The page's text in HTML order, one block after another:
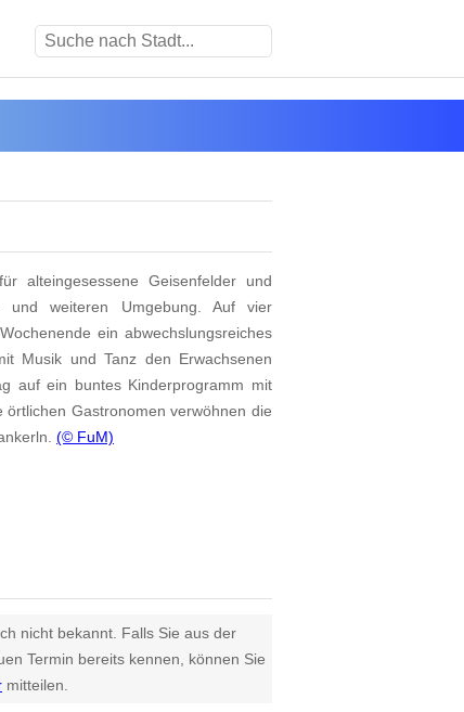
alteingesessene Geisenfelder und
weiteren Umgebung. Auf vier
ein abwechslungsreiches
Musik und Tanz den Erwachsenen
auf ein buntes Kinderprogramm mit
örtlichen Gastronomen verwöhnen die
(© FuM)
nicht bekannt. Falls Sie aus der
Termin bereits kennen, können Sie
mitteilen.